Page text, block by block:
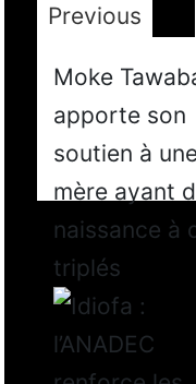
Previous